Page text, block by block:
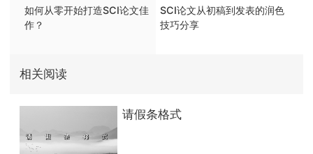
如何从零开始打造SCI论文佳
作？
SCI论文从初稿到发表的润色
技巧分享
相关阅读
请假条格式